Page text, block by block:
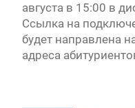
августа в 15:00 в
Ссылка на
будет направлена
адреса